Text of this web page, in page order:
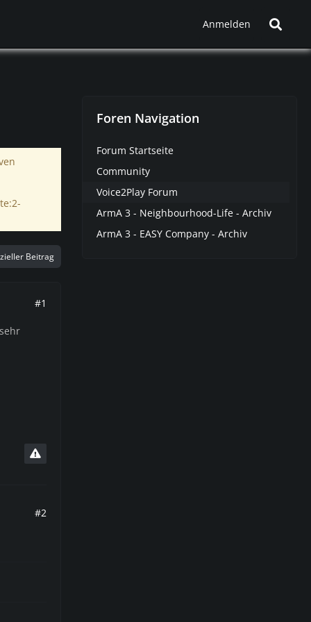
Anmelden
Beitrag
#1
#2
Foren Navigation
Forum Startseite
Community
Voice2Play Forum
ArmA 3 - Neighbourhood-Life - Archiv
ArmA 3 - EASY Company - Archiv